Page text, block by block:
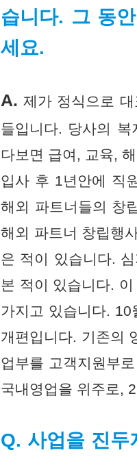
습니다. 그 동
세요.
A. 제가 정식으로
들입니다. 당사의
다보면 급여, 교육,
입사 후 1년안에 직
해외 파트너들의 창
해외 파트너 창립행
은 적이 있습니다.
본 적이 있습니다.
가지고 있습니다.
개편입니다. 기존의
업부를 고객지원부
국내영업을 위주로,
Q. 사업을 진두